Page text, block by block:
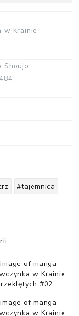
w Krainie
Shoujo
#tajemnica
w Krainie
#02
w Krainie